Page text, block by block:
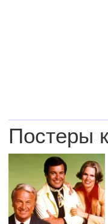
Постеры